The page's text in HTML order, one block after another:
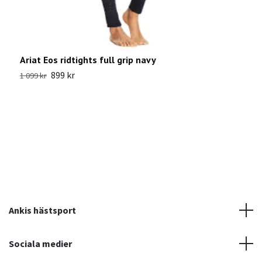
Ariat Eos ridtights full grip navy
1 099 kr 899 kr
Ankis hästsport
Sociala medier